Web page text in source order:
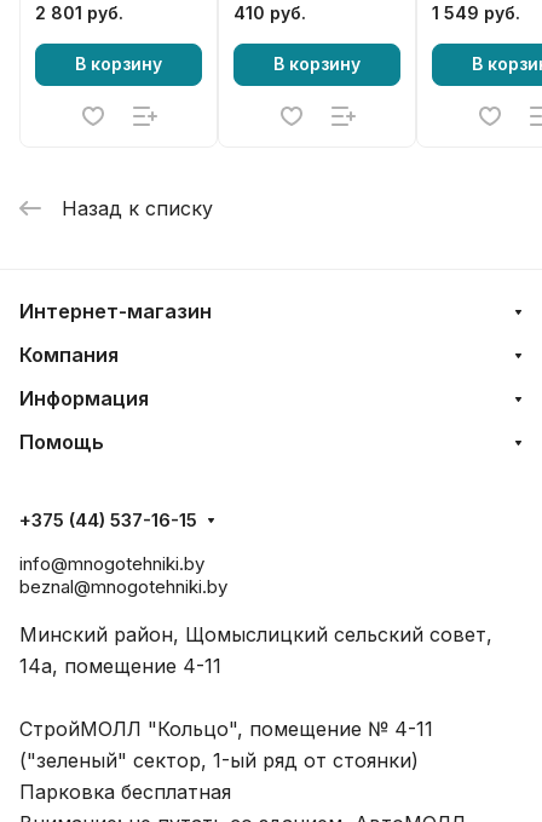
2 801 руб.
В корзину
410 руб.
В корзину
1 549 руб.
В
Назад к списку
Интернет-магазин
Компания
Информация
Помощь
+375 (44) 537-16-15
info@mnogotehniki.by
beznal@mnogotehniki.by
Минский район, Щомыслицкий сельский совет,
14а, помещение 4-11
СтройМОЛЛ "Кольцо", помещение № 4-11
("зеленый" сектор, 1-ый ряд от стоянки)
Парковка бесплатная